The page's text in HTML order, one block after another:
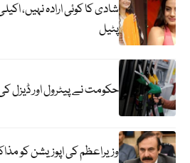
شادی کا کوئی ارادہ نہیں،
پٹیل
حکومت نے پیٹرول اور ڈیزل
وزیراعظم کی اپوزیشن کو